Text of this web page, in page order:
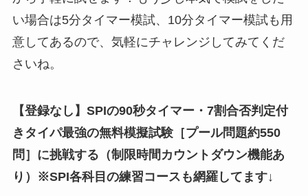
い場合は5分タイマー模試、10分タイマー模試も用
意してあるので、気軽にチャレンジしてみてくだ
さいね。
【登録なし】SPIの90秒タイマー・7割合否判定付
きタイパ最強の無料模擬試験［プール問題約550
問 ］ に挑戦する（制限時間カウントダウン機能あ
り）※SPI各科目の練習コースも網羅してます↓